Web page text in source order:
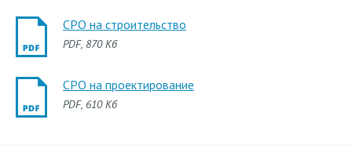
СРО на строительство
PDF, 870 Кб
СРО на проектирование
PDF, 610 Кб